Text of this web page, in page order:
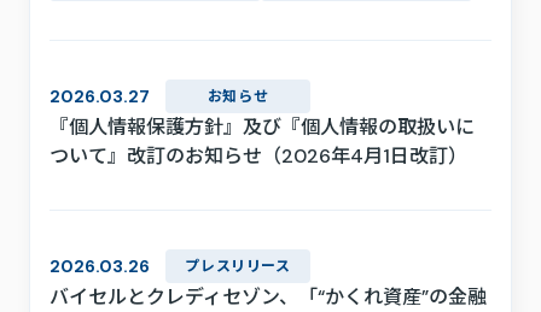
2026.03.27 お知らせ
『個人情報保護方針』及び『個人情報の取扱いに
ついて』改訂のお知らせ（2026年4月1日改訂）
2026.03.26 プレスリリース
バイセルとクレディセゾン、「“かくれ資産”の金融